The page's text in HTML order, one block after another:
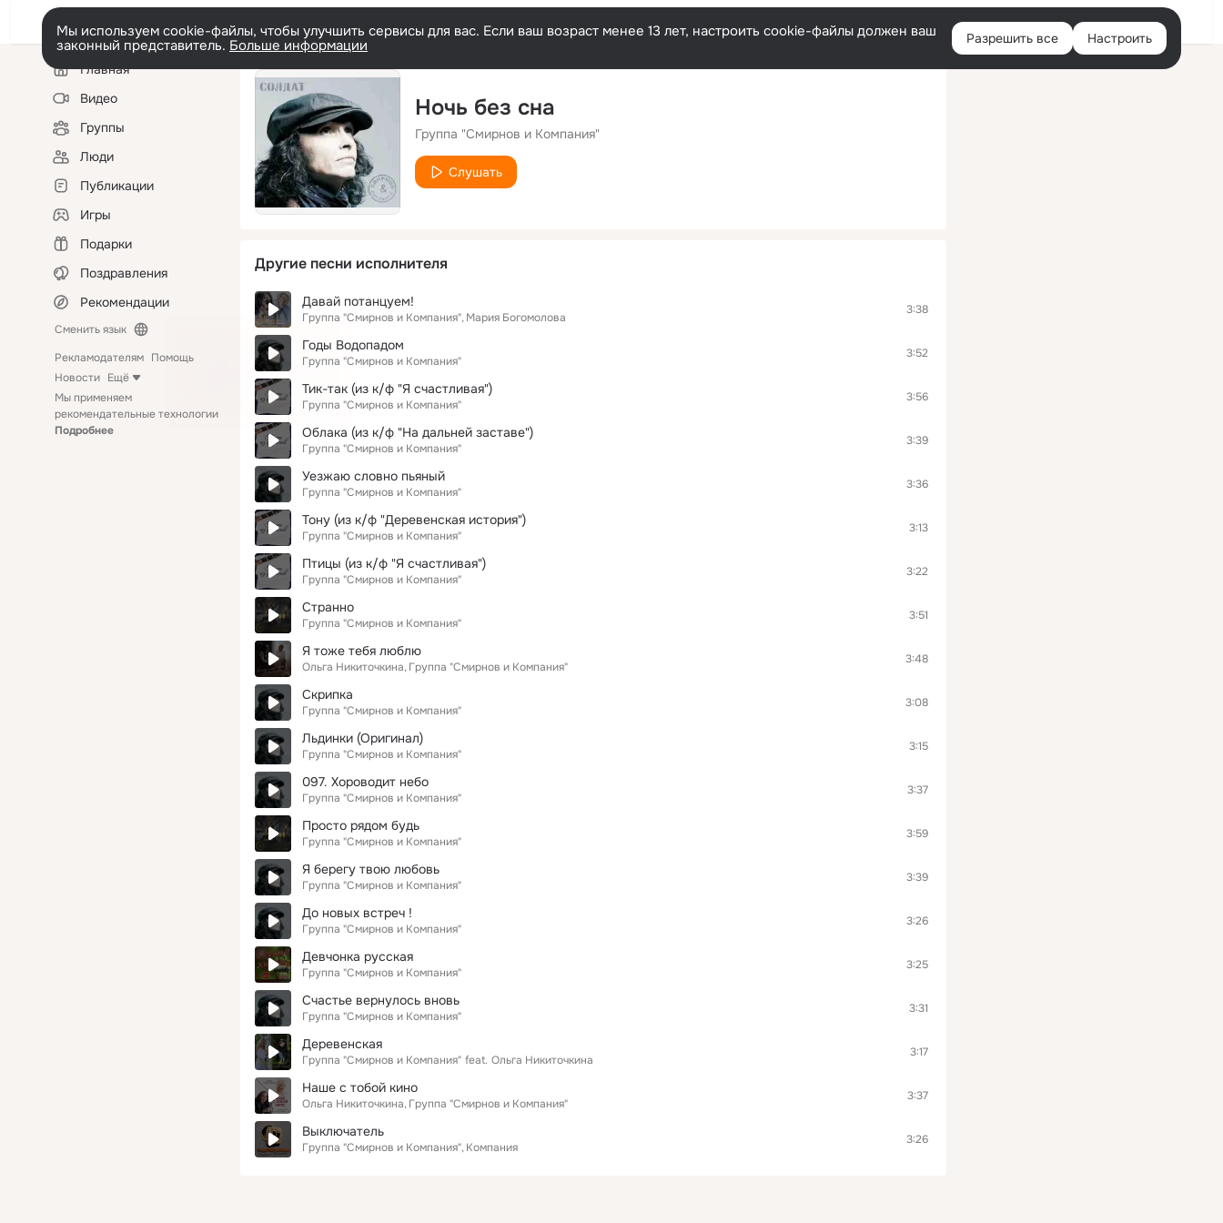
Войти
Мы используем cookie-файлы, чтобы улучшить сервисы для вас. Если ваш возраст менее 13 лет, настроить cookie-файлы должен ваш
законный представитель. Больше информации Разрешить все Настроить
Левая
колонкаГлавная
Видео
Группы
Люди
Публикации
Игры
Подарки
Поздравления
Рекомендации
Сменить язык
Рекламодателям Помощь
Новости Ещё
Мы применяем
рекомендательные технологии
Подробнее
Ночь без сна
Группа "Смирнов и Компания"
Слушать
Другие песни исполнителя
Давай потанцуем!
Группа "Смирнов и Компания" Мария Богомолова
3:38
Годы Водопадом
Группа "Смирнов и Компания"
3:52
Тик-так (из к/ф "Я счастливая")
Группа "Смирнов и Компания"
3:56
Облака (из к/ф "На дальней заставе")
Группа "Смирнов и Компания"
3:39
Уезжаю словно пьяный
Группа "Смирнов и Компания"
3:36
Тону (из к/ф "Деревенская история")
Группа "Смирнов и Компания"
3:13
Птицы (из к/ф "Я счастливая")
Группа "Смирнов и Компания"
3:22
Странно
Группа "Смирнов и Компания"
3:51
Я тоже тебя люблю
Ольга Никиточкина Группа "Смирнов и Компания"
3:48
Скрипка
Группа "Смирнов и Компания"
3:08
Льдинки (Оригинал)
Группа "Смирнов и Компания"
3:15
097. Хороводит небо
Группа "Смирнов и Компания"
3:37
Просто рядом будь
Группа "Смирнов и Компания"
3:59
Я берегу твою любовь
Группа "Смирнов и Компания"
3:39
До новых встреч !
Группа "Смирнов и Компания"
3:26
Девчонка русская
Группа "Смирнов и Компания"
3:25
Счастье вернулось вновь
Группа "Смирнов и Компания"
3:31
Деревенская
Группа "Смирнов и Компания" feat. Ольга Никиточкина
3:17
Наше с тобой кино
Ольга Никиточкина Группа "Смирнов и Компания"
3:37
Выключатель
Группа "Смирнов и Компания" Компания
3:26